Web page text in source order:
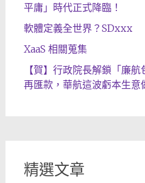
平庸」時代正式降臨！
軟體定義全世界？SDxxx
XaaS 相關蒐集
【賀】行政院長解鎖「廉
再匯款，華航這波虧本生意
精選文章